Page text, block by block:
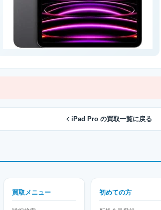
iPad Pro の買取一覧に戻る
買取メニュー 初めての方